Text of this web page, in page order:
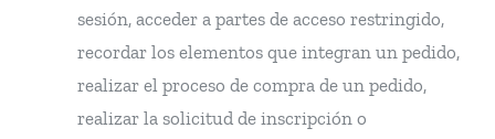
sesión, acceder a partes de acceso restringido,
recordar los elementos que integran un pedido,
realizar el proceso de compra de un pedido,
realizar la solicitud de inscripción o